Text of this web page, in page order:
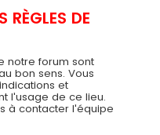
RÈGLES DE
notre forum sont
bon sens. Vous
et
l'usage de ce lieu.
à contacter l'équipe